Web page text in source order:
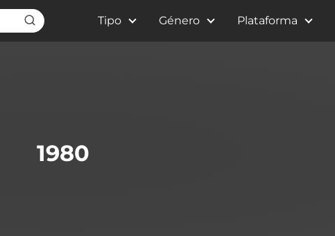
Tipo Género Plataforma
1980